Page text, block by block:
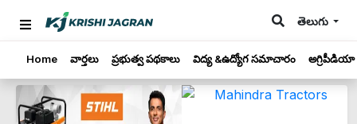
తెలుగు
Home వార్తలు ప్రభుత్వ పథకాలు విద్య &ఉద్యోగ సమాచారం అగ్రిపీడియా